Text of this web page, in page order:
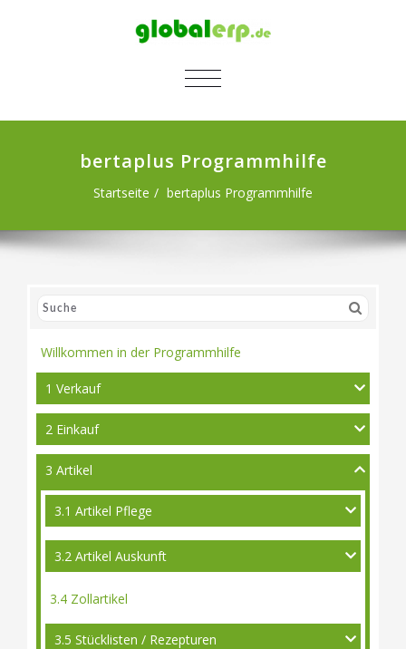
SCHALTE NAVIGATION
bertaplus Programmhilfe
Startseite bertaplus Programmhilfe
Willkommen in der Programmhilfe
1 Verkauf
2 Einkauf
3 Artikel
3.1 Artikel Pflege
3.2 Artikel Auskunft
3.4 Zollartikel
3.5 Stücklisten / Rezepturen